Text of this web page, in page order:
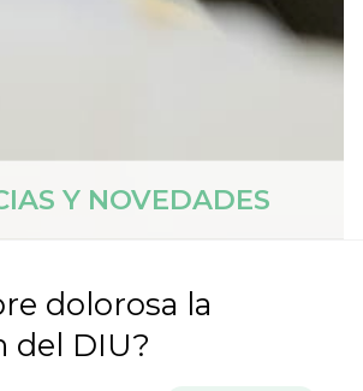
Y NOVEDADES
dolorosa la
del DIU?